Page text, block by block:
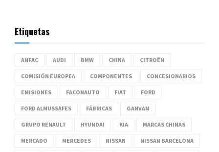
Etiquetas
ANFAC AUDI BMW CHINA CITROËN
COMISIÓN EUROPEA COMPONENTES CONCESIONARIOS
EMISIONES FACONAUTO FIAT FORD
FORD ALMUSSAFES FÁBRICAS GANVAM
GRUPO RENAULT HYUNDAI KIA MARCAS CHINAS
MERCADO MERCEDES NISSAN NISSAN BARCELONA